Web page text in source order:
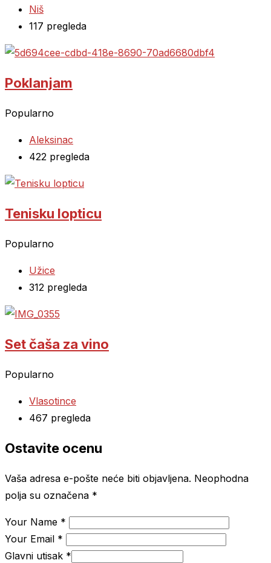
Niš
117 pregleda
Poklanjam
Popularno
Aleksinac
422 pregleda
Tenisku lopticu
Popularno
Užice
312 pregleda
Set čaša za vino
Popularno
Vlasotince
467 pregleda
Ostavite ocenu
Vaša adresa e-pošte neće biti objavljena. Neophodna
polja su označena *
Your Name *
Your Email *
Glavni utisak *